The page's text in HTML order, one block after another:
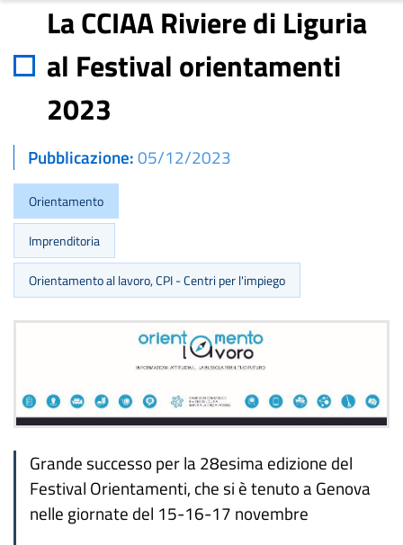
La CCIAA Riviere di Liguria
al Festival orientamenti
2023
Pubblicazione 05/12/2023
Orientamento
Imprenditoria
Orientamento al lavoro, CPI - Centri per l'impiego
Grande successo per la 28esima edizione del
Festival Orientamenti, che si è tenuto a Genova
nelle giornate del 15-16-17 novembre